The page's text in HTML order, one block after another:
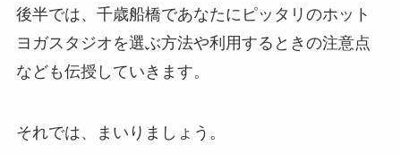
後半では、千歳船橋であなたにピッタリのホット
ヨガスタジオを選ぶ方法や利用するときの注意点
なども伝授していきます。
それでは、まいりましょう。